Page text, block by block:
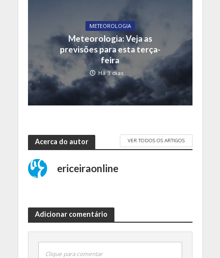
METEOROLOGIA
Meteorologia: Veja as
previsões para esta terça-
feira
Há 3 dias
Acerca do autor VER TODOS OS ARTIGOS
ericeiraonline
Adicionar comentário
Clique para comentar